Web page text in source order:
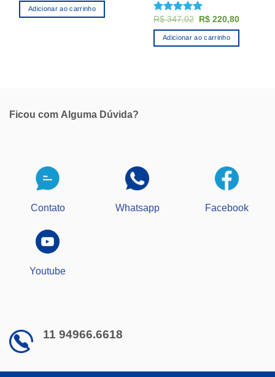
original
era:
Adicionar ao carrinho
Avaliação
5.00de 5
R$347,02 O
original
era:
R$ 220,80O
Adicionar ao carrinho
Ficou com Alguma Dúvida?
Contato Whatsapp Facebook
Youtube
11 94966.6618